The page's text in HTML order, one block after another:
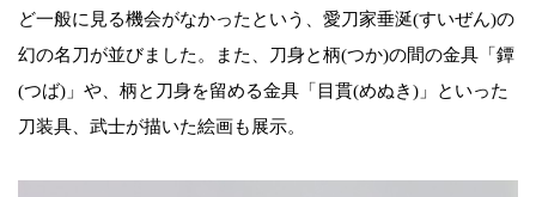
ど一般に見る機会がなかったという、愛刀家垂涎(すいぜん)の
幻の名刀が並びました。また、刀身と柄(つか)の間の金具「鐔
(つば)」や、柄と刀身を留める金具「目貫(めぬき)」といった
刀装具、武士が描いた絵画も展示。